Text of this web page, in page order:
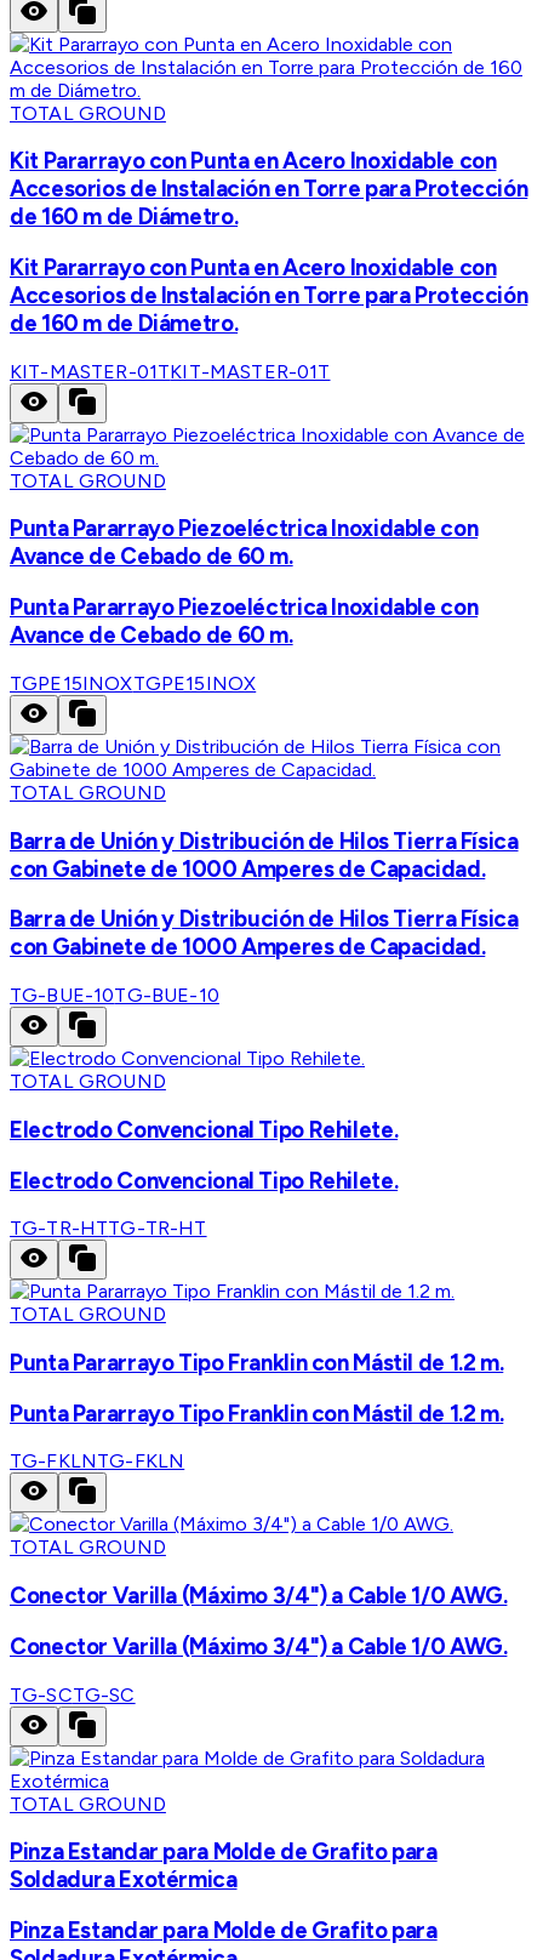
TOTAL GROUND
Kit Pararrayo con Punta en Acero Inoxidable con
Accesorios de Instalación en Torre para Protección
de 160 m de Diámetro.
Kit Pararrayo con Punta en Acero Inoxidable con
Accesorios de Instalación en Torre para Protección
de 160 m de Diámetro.
KIT-MASTER-01TKIT-MASTER-01T
TOTAL GROUND
Punta Pararrayo Piezoeléctrica Inoxidable con
Avance de Cebado de 60 m.
Punta Pararrayo Piezoeléctrica Inoxidable con
Avance de Cebado de 60 m.
TGPE15INOXTGPE15INOX
TOTAL GROUND
Barra de Unión y Distribución de Hilos Tierra Física
con Gabinete de 1000 Amperes de Capacidad.
Barra de Unión y Distribución de Hilos Tierra Física
con Gabinete de 1000 Amperes de Capacidad.
TG-BUE-10TG-BUE-10
TOTAL GROUND
Electrodo Convencional Tipo Rehilete.
Electrodo Convencional Tipo Rehilete.
TG-TR-HTTG-TR-HT
TOTAL GROUND
Punta Pararrayo Tipo Franklin con Mástil de 1.2 m.
Punta Pararrayo Tipo Franklin con Mástil de 1.2 m.
TG-FKLNTG-FKLN
TOTAL GROUND
Conector Varilla (Máximo 3/4") a Cable 1/0 AWG.
Conector Varilla (Máximo 3/4") a Cable 1/0 AWG.
TG-SCTG-SC
TOTAL GROUND
Pinza Estandar para Molde de Grafito para
Soldadura Exotérmica
Pinza Estandar para Molde de Grafito para